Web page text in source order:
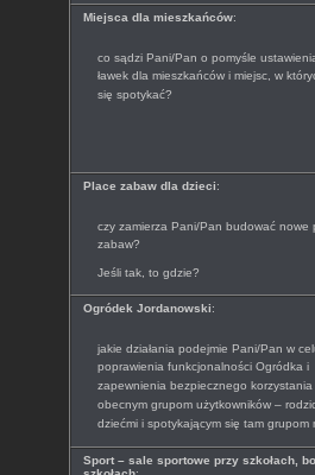
Miejsca dla mieszkańców:
co sądzi Pani/Pan o pomyśle
ławek dla mieszkańców i miejsc, w
się spotykać?
Place zabaw dla dzieci:
czy zamierza Pani/Pan budować nowe
zabaw?
Jeśli tak, to gdzie?
Ogródek Jordanowski:
jakie działania podejmie Pani/Pan w
poprawienia funkcjonalności Ogródka i
zapewnienia bezpiecznego
obecnym grupom użytkowników –
dziećmi i spotykającym się tam grupom
Sport – sale sportowe przy szkołach,